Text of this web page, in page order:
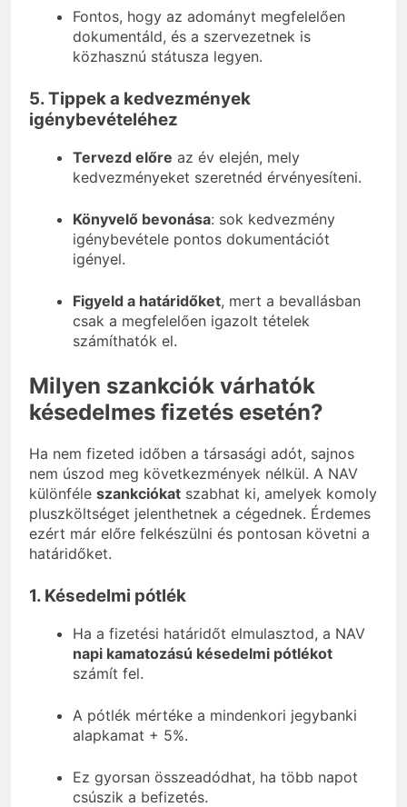
Fontos, hogy az adományt megfelelően
dokumentáld, és a szervezetnek is
közhasznú státusza legyen.
5. Tippek a kedvezmények
igénybevételéhez
Tervezd előre az év elején, mely
kedvezményeket szeretnéd érvényesíteni.
Könyvelő bevonása: sok kedvezmény
igénybevétele pontos dokumentációt
igényel.
Figyeld a határidőket, mert a bevallásban
csak a megfelelően igazolt tételek
számíthatók el.
Milyen szankciók várhatók
késedelmes fizetés esetén?
Ha nem fizeted időben a társasági adót, sajnos
nem úszod meg következmények nélkül. A NAV
különféle szankciókat szabhat ki, amelyek komoly
pluszköltséget jelenthetnek a cégednek. Érdemes
ezért már előre felkészülni és pontosan követni a
határidőket.
1. Késedelmi pótlék
Ha a fizetési határidőt elmulasztod, a NAV
napi kamatozású késedelmi pótlékot
számít fel.
A pótlék mértéke a mindenkori jegybanki
alapkamat + 5%.
Ez gyorsan összeadódhat, ha több napot
csúszik a befizetés.